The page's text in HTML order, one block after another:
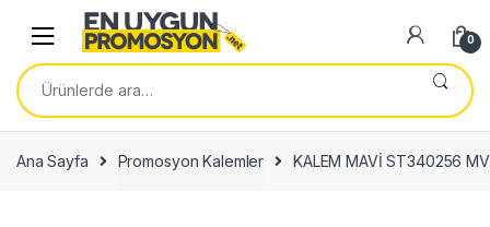
navigation
content
0
Ara:
Ana Sayfa Promosyon Kalemler KALEM MAVİ ST340256 MV